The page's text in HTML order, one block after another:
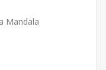
Mandala